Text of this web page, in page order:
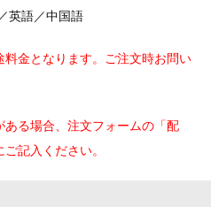
英語／中国語
金となります。ご注文時お問い
る場合、注文フォームの「配
記入ください。